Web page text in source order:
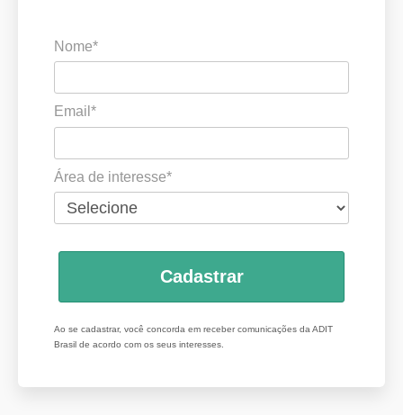
Nome*
Email*
Área de interesse*
Cadastrar
Ao se cadastrar, você concorda em receber comunicações da ADIT
Brasil de acordo com os seus interesses.